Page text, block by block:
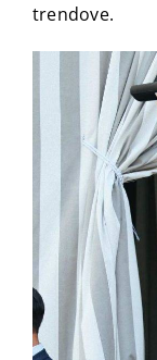
trendove.